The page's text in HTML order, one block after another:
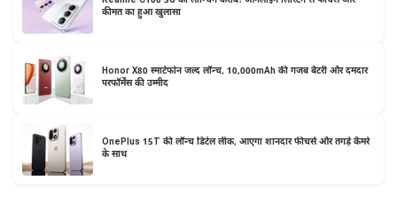
कीमत का हुआ खुलासा
Honor X80 स्मार्टफोन जल्द लॉन्च, 10,000mAh की गजब बैटरी और दमदार
परफॉर्मेंस की उम्मीद
OnePlus 15T की लॉन्च डिटेल लीक, आएगा शानदार फीचर्स और तगड़े कैमरे
के साथ